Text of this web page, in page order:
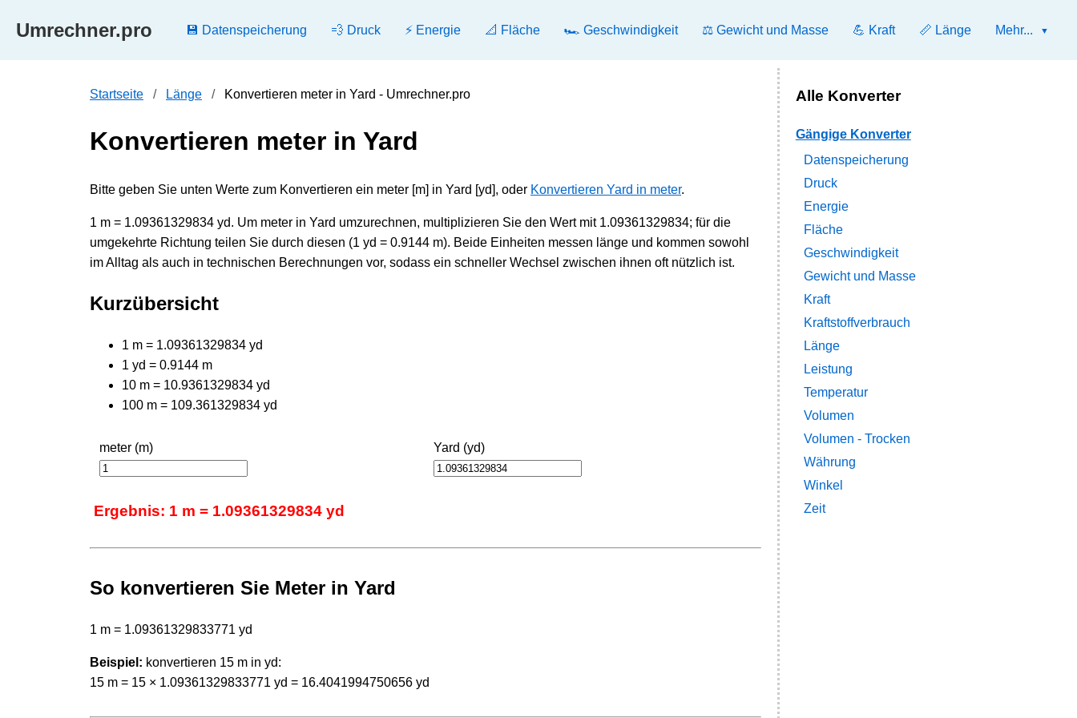
Umrechner.pro 💾 Datenspeicherung 💨 Druck ⚡ Energie 📐 Fläche 🏎️ Geschwindigkeit ⚖️ Gewicht und Masse 💪 Kraft 📏 Länge Mehr...
Startseite Länge Konvertieren meter in Yard - Umrechner.pro
Konvertieren meter in Yard
Bitte geben Sie unten Werte zum Konvertieren ein meter [m] in Yard [yd], oder Konvertieren Yard in meter.
1 m = 1.09361329834 yd. Um meter in Yard umzurechnen, multiplizieren Sie den Wert mit 1.09361329834; für die
umgekehrte Richtung teilen Sie durch diesen (1 yd = 0.9144 m). Beide Einheiten messen länge und kommen sowohl
im Alltag als auch in technischen Berechnungen vor, sodass ein schneller Wechsel zwischen ihnen oft nützlich ist.
Kurzübersicht
1 m = 1.09361329834 yd
1 yd = 0.9144 m
10 m = 10.9361329834 yd
100 m = 109.361329834 yd
meter (m) Yard (yd)
Ergebnis: 1 m = 1.09361329834 yd
So konvertieren Sie Meter in Yard
1 m = 1.09361329833771 yd
Beispiel: konvertieren 15 m in yd:
15 m = 15 × 1.09361329833771 yd = 16.4041994750656 yd
Alle Konverter
Gängige Konverter
Datenspeicherung
Druck
Energie
Fläche
Geschwindigkeit
Gewicht und Masse
Kraft
Kraftstoffverbrauch
Länge
Leistung
Temperatur
Volumen
Volumen - Trocken
Währung
Winkel
Zeit